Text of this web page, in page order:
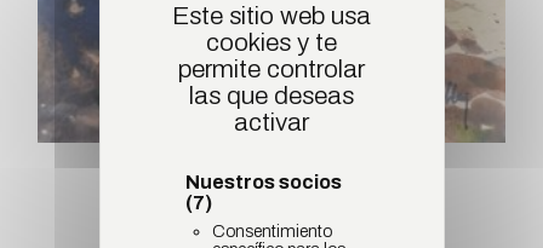
Bastia terrasse
Este sitio web usa
cookies y te
permite controlar
las que deseas
activar
Nuestros socios
(7)
Consentimiento